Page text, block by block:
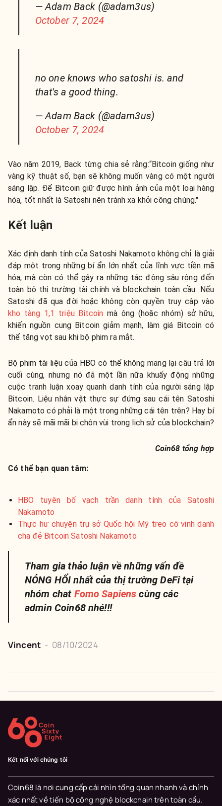
— Adam Back (@adam3us)
October 7, 2024
no one knows who satoshi is. and
that's a good thing.
— Adam Back (@adam3us)
October 7, 2024
Vào năm 2019, Back từng chia sẻ rằng:“Bitcoin giống như
vàng kỹ thuật số, bạn sẽ không muốn vàng có một người
sáng lập. Để Bitcoin giữ được hình ảnh của một loại hàng
hóa, tốt nhất là Satoshi nên tránh xa khỏi công chúng."
Kết luận
Xác định danh tính của Satoshi Nakamoto không chỉ là giải
đáp một trong những bí ẩn lớn nhất của lĩnh vực tiền mã
hóa, mà còn có thể gây ra những tác động sâu rộng đến
toàn bộ thị trường tài chính và blockchain toàn cầu. Nếu
Satoshi đã qua đời hoặc không còn quyền truy cập vào
kho tàng 1,1 triệu Bitcoin mà ông (hoặc nhóm) sở hữu,
khiến nguồn cung Bitcoin giảm mạnh, làm giá Bitcoin có
thể tăng vọt sau khi bộ phim ra mắt.
Bộ phim tài liệu của HBO có thể không mang lại câu trả lời
cuối cùng, nhưng nó đã một lần nữa khuấy động những
cuộc tranh luận xoay quanh danh tính của người sáng lập
Bitcoin. Liệu nhân vật thực sự đứng sau cái tên Satoshi
Nakamoto có phải là một trong những cái tên trên? Hay bí
ẩn này sẽ mãi mãi bị chôn vùi trong lịch sử của blockchain?
Coin68 tổng hợp
Có thể bạn quan tâm:
HBO tuyên bố vạch trần danh tính của Satoshi
Nakamoto
​​Thực hư chuyện trụ sở Quốc hội Mỹ treo cờ vinh danh
cha đẻ Bitcoin Satoshi Nakamoto
Tham gia thảo luận về những vấn đề
NÓNG HỔI nhất của thị trường DeFi tại
nhóm chat Fomo Sapiens cùng các
admin Coin68 nhé!!!
Vincent - 08/10/2024
Kết nối với chúng tôi
Coin68 là nơi cung cấp cái nhìn tổng quan nhanh và chính
xác nhất về tiến bộ công nghệ blockchain trên toàn cầu.